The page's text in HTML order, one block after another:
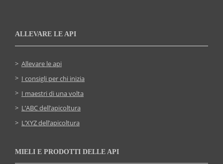
ALLEVARE LE API
Allevare le api
I consigli per chi inizia
I maestri di una volta
L’ABC dell’apicoltura
L’XYZ dell’apicoltura
MIELI E PRODOTTI DELLE API